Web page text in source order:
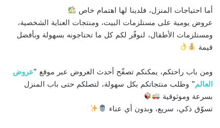
أما احتياجات المنزل، فلدينا لها اهتمام خاص
عروض يومية على مستلزمات البيت، ومنتجات العناية الشخصية،
ومستلزمات الأطفال، لنوفّر لكم كل ما تحتاجونه بسهولة وبأفضل
قيمة
ومن باب راحتكم، يمكنكم تصفّح أحدث العروض عبر موقع “عروض
العالم” وطلب منتجاتكم بكل سهولة، لتصلكم حتى باب المنزل
بسرعة وموثوقية
تسوّق ذكي، سريع، وبدون أي عناء